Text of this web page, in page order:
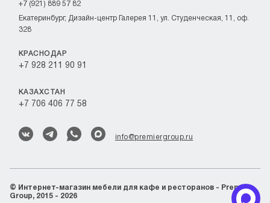
info@premiergroup.ru
+7 (921) 889 57 82
Екатеринбург, Дизайн-центр Галерея 11, ул. Студенческая, 11, оф.
328
КРАСНОДАР
+7 928 211 90 91
КАЗАХСТАН
+7 706 406 77 58
© Интернет-магазин мебели для кафе и ресторанов - Premier
Group, 2015 - 2026